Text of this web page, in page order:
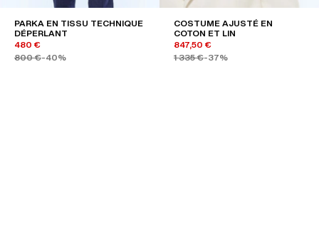
PARKA EN TISSU TECHNIQUE
DÉPERLANT
480 €
800 €-40%
COSTUME AJUSTÉ EN
COTON ET LIN
847,50 €
1 335 €-37%